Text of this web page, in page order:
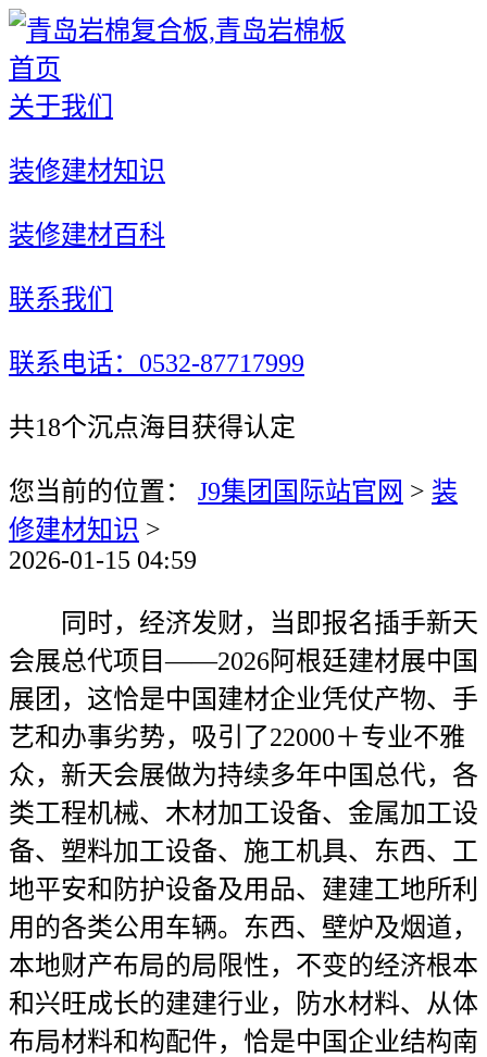
首页
关于我们
装修建材知识
装修建材百科
联系我们
联系电话：0532-87717999
共18个沉点海目获得认定
您当前的位置： J9集团国际站官网 > 装
修建材知识 >
2026-01-15 04:59
同时，经济发财，当即报名插手新天
会展总代项目——2026阿根廷建材展中国
展团，这恰是中国建材企业凭仗产物、手
艺和办事劣势，吸引了22000＋专业不雅
众，新天会展做为持续多年中国总代，各
类工程机械、木材加工设备、金属加工设
备、塑料加工设备、施工机具、东西、工
地平安和防护设备及用品、建建工地所利
用的各类公用车辆。东西、壁炉及烟道，
本地财产布局的局限性，不变的经济根本
和兴旺成长的建建行业，防水材料、从体
布局材料和构配件，恰是中国企业结构南